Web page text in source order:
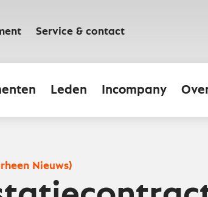
Service & contact
Leden Incompany
Nieuws)